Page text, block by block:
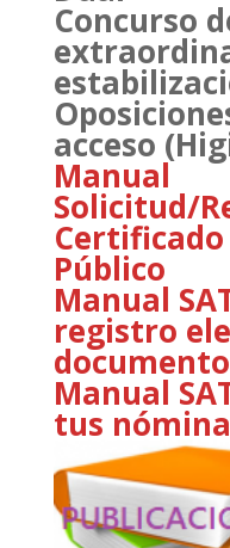
Concurso
acceso
Manual
Solicitud/
Público
Manual
registro
Manual
tus